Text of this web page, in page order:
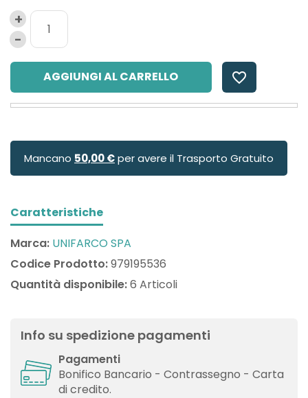
AGGIUNGI AL CARRELLO favorite_border
Mancano 50,00 €per avere il Trasporto Gratuito
Caratteristiche
Marca: UNIFARCO SPA
Codice Prodotto:979195536
Quantità disponibile:6 Articoli
Info su spedizione pagamenti
Pagamenti
Bonifico Bancario - Contrassegno - Carta
di credito.